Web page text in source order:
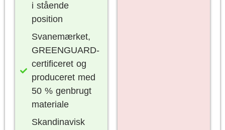
i stående
position
Svanemærket,
GREENGUARD-
certificeret og
produceret med
50 % genbrugt
materiale
Skandinavisk